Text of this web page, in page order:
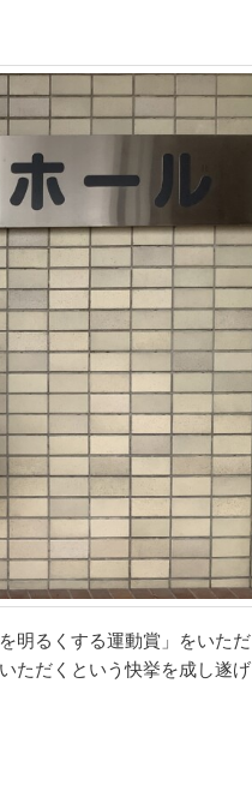
明るくする運動賞」をいただ
ただくという快挙を成し遂げ